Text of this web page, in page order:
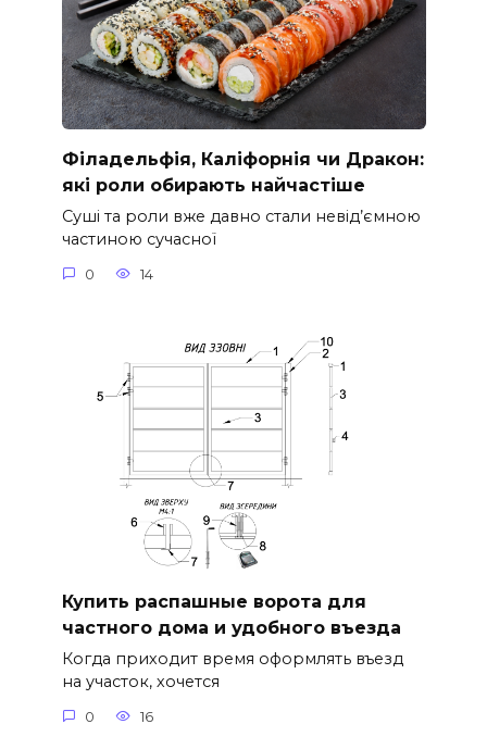
Філадельфія, Каліфорнія чи Дракон:
які роли обирають найчастіше
Суші та роли вже давно стали невід’ємною
частиною сучасної
0 14
Купить распашные ворота для
частного дома и удобного въезда
Когда приходит время оформлять въезд
на участок, хочется
0 16